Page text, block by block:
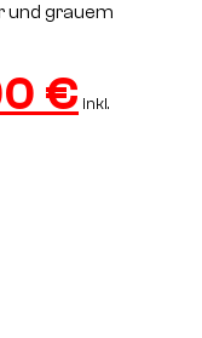
und grauem
€ inkl.